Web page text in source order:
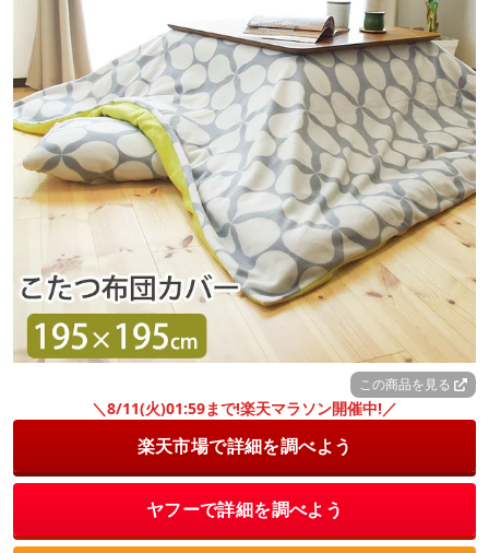
この商品を見る
＼8/11(火)01:59まで!楽天マラソン開催中!／
楽天市場で詳細を調べよう
ヤフーで詳細を調べよう